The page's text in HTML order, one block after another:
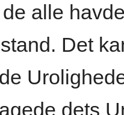
de alle
Det
dets